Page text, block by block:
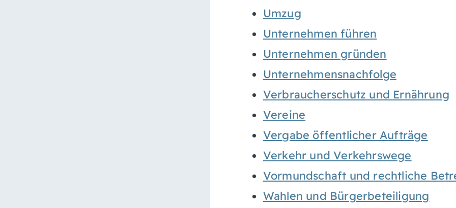
Umzug
Unternehmen führen
Unternehmen gründen
Unternehmensnachfolge
Verbraucherschutz und Ernährung
Vereine
Vergabe öffentlicher Aufträge
Verkehr und Verkehrswege
Vormundschaft und rechtliche
Wahlen und Bürgerbeteiligung